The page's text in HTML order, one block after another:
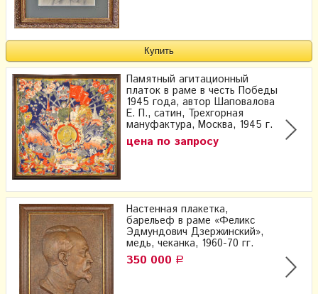
Памятный агитационный
платок в раме в честь Победы
1945 года, автор Шаповалова
Е. П., сатин, Трехгорная
мануфактура, Москва, 1945 г.
цена по запросу
Настенная плакетка,
барельеф в раме «Феликс
Эдмундович Дзержинский»,
медь, чеканка, 1960-70 гг.
350 000 Р